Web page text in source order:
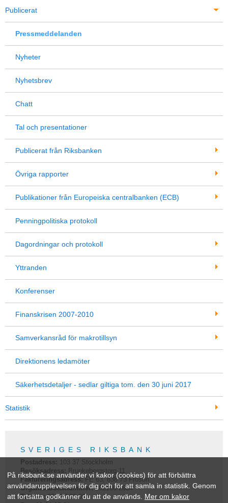
Publicerat
Pressmeddelanden
Nyheter
Nyhetsbrev
Chatt
Tal och presentationer
Publicerat från Riksbanken
Övriga rapporter
Publikationer från Europeiska centralbanken (ECB)
Penningpolitiska protokoll
Dagordningar och protokoll
Yttranden
Konferenser
Finanskrisen 2007-2010
Samverkansråd för makrotillsyn
Direktionens ledamöter
Säkerhetsdetaljer - sedlar giltiga tom. den 30 juni 2017
Statistik
SVERIGES RIKSBANK
Postadress: 103 37 Stockholm
Besöksadress: Brunkebergstorg 11
Faktureringsadress:FE 63, 838 73 Frösön
Organisationsnummer:202100-2684
Telefon: 08-787 00 00
På riksbank.se använder vi kakor (cookies) för att förbättra
användarupplevelsen för dig och för att samla in statistik. Genom
att fortsätta godkänner du att de används. Mer om kakor